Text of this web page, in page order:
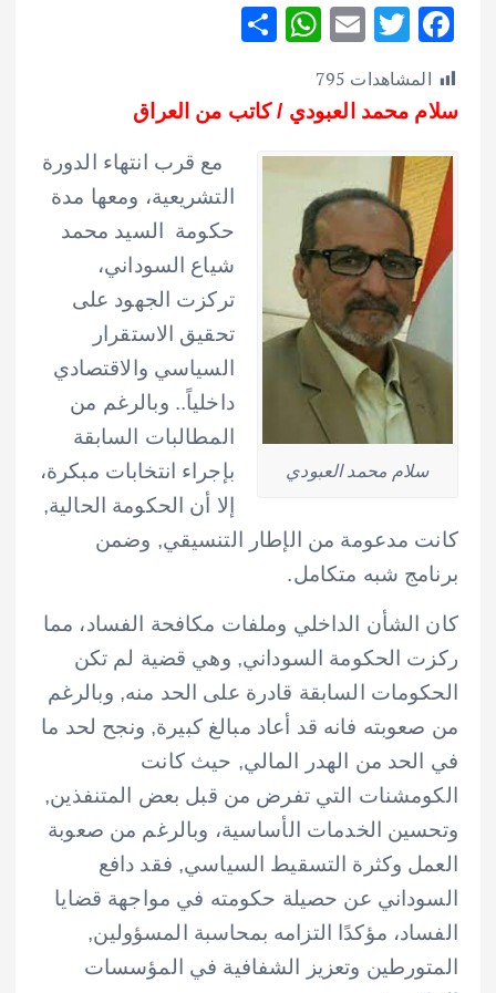
F
ac
e
b
o
o
k
T
w
it
te
r
E
m
ai
l
W
at
s
A
e
المشاهدات 795
سلام محمد العبودي / كاتب من العراق
سلام محمد العبودي
مع قرب انتهاء الدورة
التشريعية، ومعها مدة
حكومة السيد محمد
شياع السوداني،
تركزت الجهود على
تحقيق الاستقرار
السياسي والاقتصادي
داخلياً.. وبالرغم من
المطالبات السابقة
بإجراء انتخابات مبكرة،
إلا أن الحكومة الحالية,
كانت مدعومة من الإطار التنسيقي, وضمن
برنامج شبه متكامل.
كان الشأن الداخلي وملفات مكافحة الفساد، مما
ركزت الحكومة السوداني, وهي قضية لم تكن
الحكومات السابقة قادرة على الحد منه, وبالرغم
من صعوبته فانه قد أعاد مبالغ كبيرة, ونجح لحد ما
في الحد من الهدر المالي, حيث كانت
الكومشنات التي تفرض من قبل بعض المتنفذين,
وتحسين الخدمات الأساسية، وبالرغم من صعوبة
العمل وكثرة التسقيط السياسي, فقد دافع
السوداني عن حصيلة حكومته في مواجهة قضايا
الفساد، مؤكدًا التزامه بمحاسبة المسؤولين,
المتورطين وتعزيز الشفافية في المؤسسات